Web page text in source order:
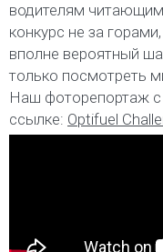
водителям
конкурс не за
вполне вероятный
только посмотреть
Наш фоторепортаж
ссылке: Optifuel